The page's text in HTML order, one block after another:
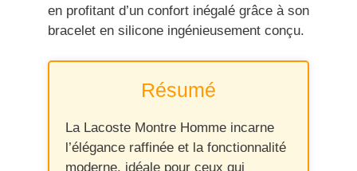
en profitant d’un confort inégalé grâce à son
bracelet en silicone ingénieusement conçu.
Résumé
La Lacoste Montre Homme incarne
l’élégance raffinée et la fonctionnalité
moderne, idéale pour ceux qui